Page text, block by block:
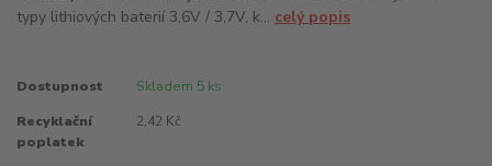
typy lithiových baterií 3,6V / 3,7V, k... celý popis
Dostupnost Skladem 5 ks
Recyklační
poplatek
2,42 Kč